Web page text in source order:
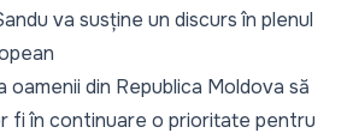
va susține un discurs în plenul
oamenii din Republica Moldova să
fi în continuare o prioritate pentru